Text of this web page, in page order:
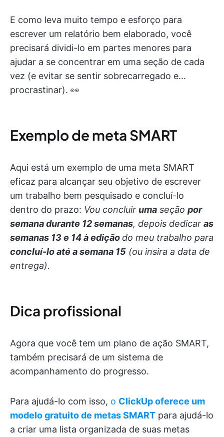
E como leva muito tempo e esforço para
escrever um relatório bem elaborado, você
precisará dividi-lo em partes menores para
ajudar a se concentrar em uma seção de cada
vez (e evitar se sentir sobrecarregado e...
procrastinar). 👀
Exemplo de meta SMART
Aqui está um exemplo de uma meta SMART
eficaz para alcançar seu objetivo de escrever
um trabalho bem pesquisado e concluí-lo
dentro do prazo: Vou concluir uma seção por
semana durante 12 semanas, depois dedicar as
semanas 13 e 14 à ediçãodo meu trabalho para
concluí-lo até a semana 15 (ou insira a data de
entrega).
Dica profissional
Agora que você tem um plano de ação SMART,
também precisará de um sistema de
acompanhamento do progresso.
Para ajudá-lo com isso, o ClickUp oferece um
modelo gratuito de metas SMART para ajudá-lo
a criar uma lista organizada de suas metas